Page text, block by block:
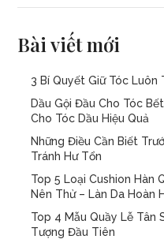
Bài viết mới
3 Bí Quyết Giữ Tóc Luôn
Dầu Gội Đầu Cho Tóc
Cho Tóc Dầu Hiệu Quả
Những Điều Cần Biết
Tránh Hư Tổn
Top 5 Loại Cushion Hàn
Nên Thử – Làn Da Hoàn
Top 4 Mẫu Quầy Lễ Tân
Tượng Đầu Tiên